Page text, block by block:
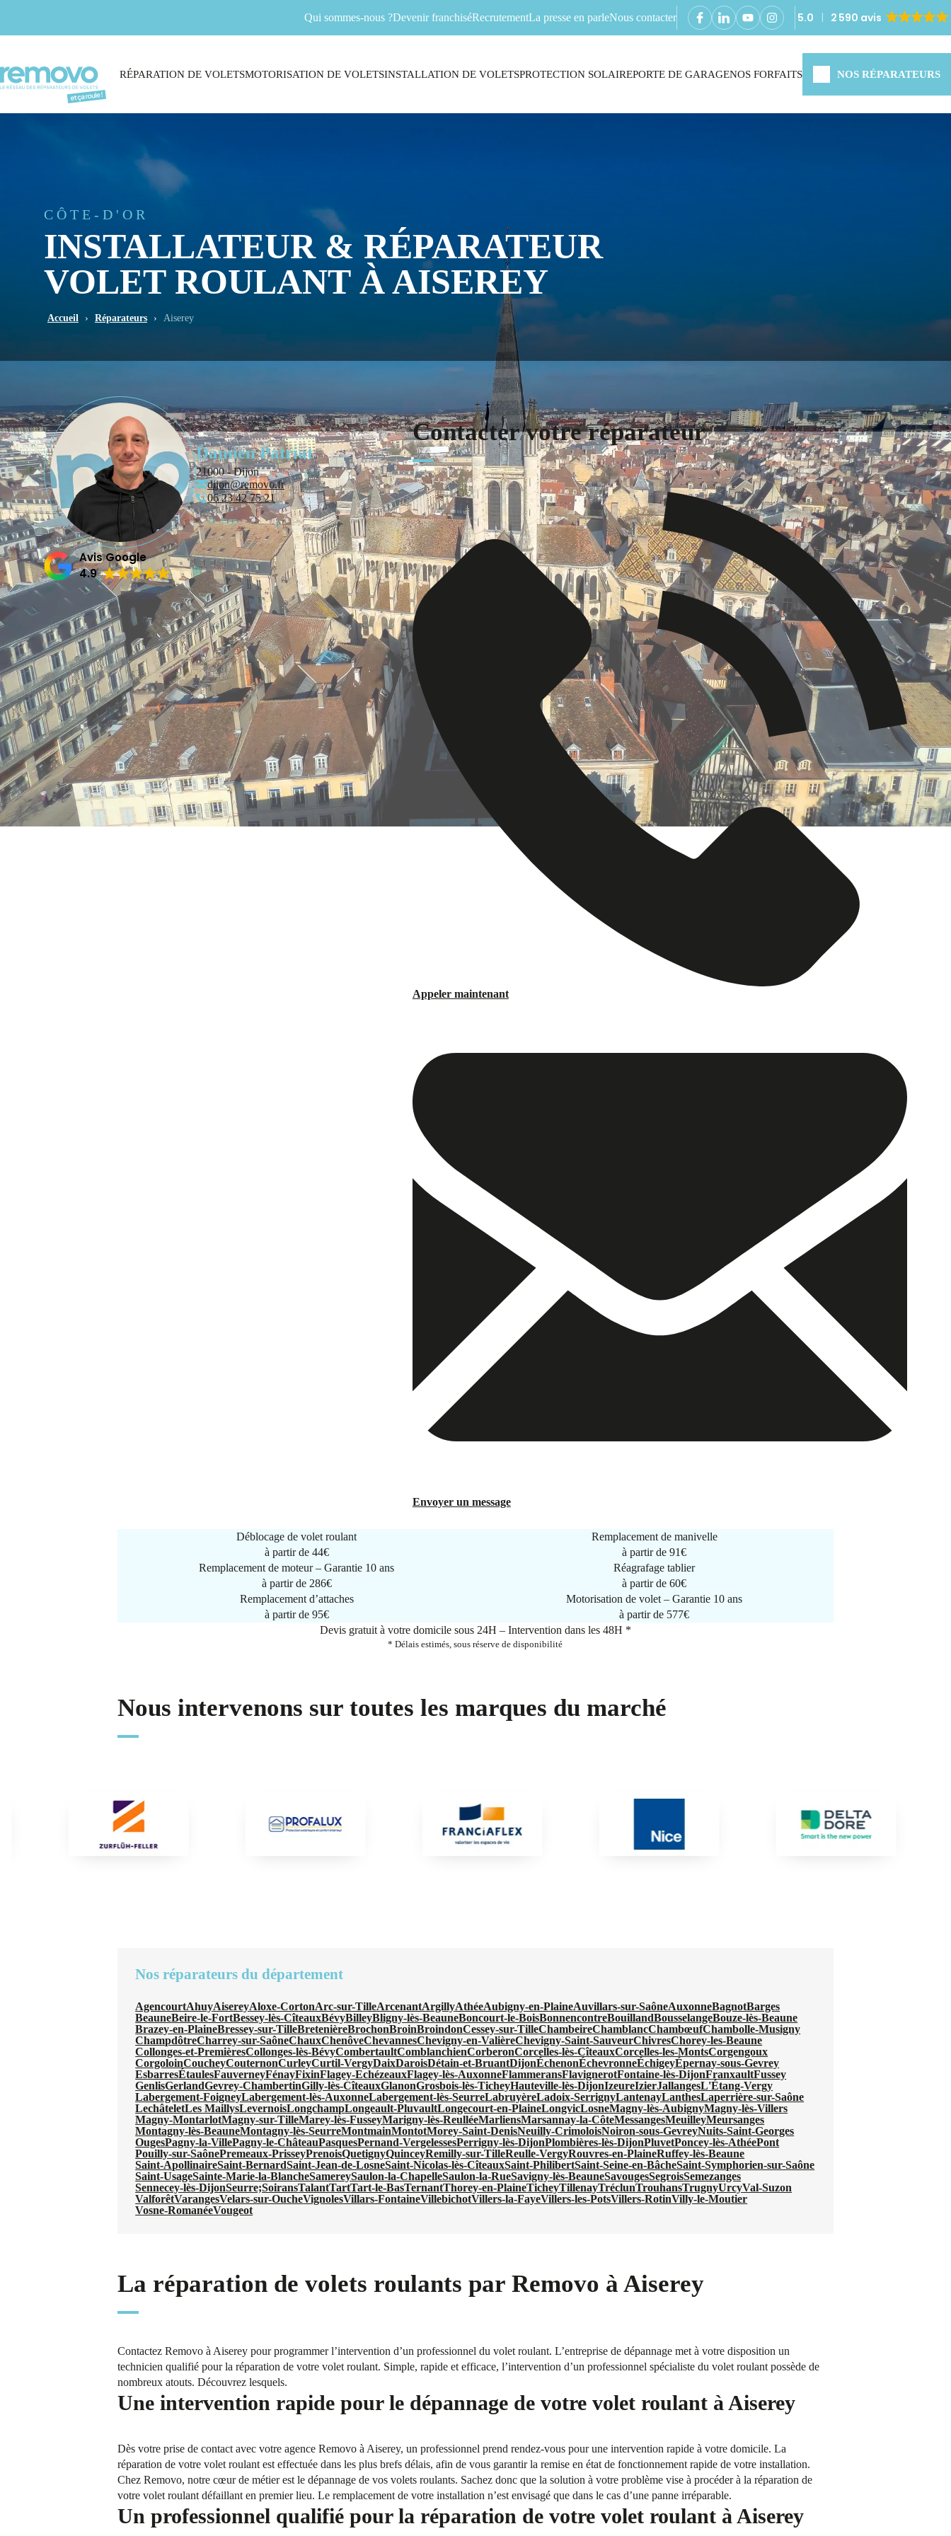
Qui sommes-nous ?Devenir franchiséRecrutementLa presse en parleNous contacter 5.0 2 590 avis
RÉPARATION DE VOLETSMOTORISATION DE VOLETSINSTALLATION DE VOLETSPROTECTION SOLAIREPORTE DE GARAGENOS FORFAITS NOS RÉPARATEURS
CÔTE-D'OR
INSTALLATEUR & RÉPARATEUR
VOLET ROULANT À AISEREY
Accueil › Réparateurs › Aiserey
Damien Patriat
21000 - Dijon
dijon@removo.fr
06 23 42 75 21
Avis Google
4.9
Contacter votre réparateur
Appeler maintenant
Envoyer un message
Déblocage de volet roulant
à partir de 44€
Remplacement de manivelle
à partir de91€
Remplacement de moteur – Garantie 10 ans
à partir de 286€
Réagrafage tablier
à partir de60€
Remplacement d’attaches
à partir de 95€
Motorisation de volet – Garantie 10 ans
à partir de 577€
Devis gratuit à votre domicile sous 24H – Intervention dans les 48H *
* Délais estimés, sous réserve de disponibilité
Nous intervenons sur toutes les marques du marché
Nos réparateurs du département
AgencourtAhuyAisereyAloxe-CortonArc-sur-TilleArcenantArgillyAthéeAubigny-en-PlaineAuvillars-sur-SaôneAuxonneBagnotBarges
BeauneBeire-le-FortBessey-lès-CîteauxBévyBilleyBligny-lès-BeauneBoncourt-le-BoisBonnencontreBouillandBousselangeBouze-lès-Beaune
Brazey-en-PlaineBressey-sur-TilleBretenièreBrochonBroinBroindonCessey-sur-TilleChambeireChamblancChambœufChambolle-Musigny
ChampdôtreCharrey-sur-SaôneChauxChenôveChevannesChevigny-en-ValièreChevigny-Saint-SauveurChivresChorey-les-Beaune
Collonges-et-PremièresCollonges-lès-BévyCombertaultComblanchienCorberonCorcelles-lès-CîteauxCorcelles-les-MontsCorgengoux
CorgoloinCoucheyCouternonCurleyCurtil-VergyDaixDaroisDétain-et-BruantDijonÉchenonÉchevronneÉchigeyÉpernay-sous-Gevrey
EsbarresÉtaulesFauverneyFénayFixinFlagey-EchézeauxFlagey-lès-AuxonneFlammeransFlavignerotFontaine-lès-DijonFranxaultFussey
GenlisGerlandGevrey-ChambertinGilly-lès-CîteauxGlanonGrosbois-lès-TicheyHauteville-lès-DijonIzeureIzierJallangesL'Étang-Vergy
Labergement-FoigneyLabergement-lès-AuxonneLabergement-lès-SeurreLabruyèreLadoix-SerrignyLantenayLanthesLaperrière-sur-Saône
LechâteletLes MaillysLevernoisLongchampLongeault-PluvaultLongecourt-en-PlaineLongvicLosneMagny-lès-AubignyMagny-lès-Villers
Magny-MontarlotMagny-sur-TilleMarey-lès-FusseyMarigny-lès-ReulléeMarliensMarsannay-la-CôteMessangesMeuilleyMeursanges
Montagny-lès-BeauneMontagny-lès-SeurreMontmainMontotMorey-Saint-DenisNeuilly-CrimoloisNoiron-sous-GevreyNuits-Saint-Georges
OugesPagny-la-VillePagny-le-ChâteauPasquesPernand-VergelessesPerrigny-lès-DijonPlombières-lès-DijonPluvetPoncey-lès-AthéePont
Pouilly-sur-SaônePremeaux-PrisseyPrenoisQuetignyQuinceyRemilly-sur-TilleReulle-VergyRouvres-en-PlaineRuffey-lès-Beaune
Saint-ApollinaireSaint-BernardSaint-Jean-de-LosneSaint-Nicolas-lès-CîteauxSaint-PhilibertSaint-Seine-en-BâcheSaint-Symphorien-sur-Saône
Saint-UsageSainte-Marie-la-BlancheSamereySaulon-la-ChapelleSaulon-la-RueSavigny-lès-BeauneSavougesSegroisSemezanges
Sennecey-lès-DijonSeurre;SoiransTalantTartTart-le-BasTernantThorey-en-PlaineTicheyTillenayTréclunTrouhansTrugnyUrcyVal-Suzon
ValforêtVarangesVelars-sur-OucheVignolesVillars-FontaineVillebichotVillers-la-FayeVillers-les-PotsVillers-RotinVilly-le-Moutier
Vosne-RomanéeVougeot
La réparation de volets roulants par Removo à Aiserey
Contactez Removo à Aiserey pour programmer l’intervention d’un professionnel du volet roulant. L’entreprise de dépannage met à votre disposition un
technicien qualifié pour la réparation de votre volet roulant. Simple, rapide et efficace, l’intervention d’un professionnel spécialiste du volet roulant possède de
nombreux atouts. Découvrez lesquels.
Une intervention rapide pour le dépannage de votre volet roulant à Aiserey
Dès votre prise de contact avec votre agence Removo à Aiserey, un professionnel prend rendez-vous pour une intervention rapide à votre domicile. La
réparation de votre volet roulant est effectuée dans les plus brefs délais, afin de vous garantir la remise en état de fonctionnement rapide de votre installation.
Chez Removo, notre cœur de métier est le dépannage de vos volets roulants. Sachez donc que la solution à votre problème vise à procéder à la réparation de
votre volet roulant défaillant en premier lieu. Le remplacement de votre installation n’est envisagé que dans le cas d’une panne irréparable.
Un professionnel qualifié pour la réparation de votre volet roulant à Aiserey